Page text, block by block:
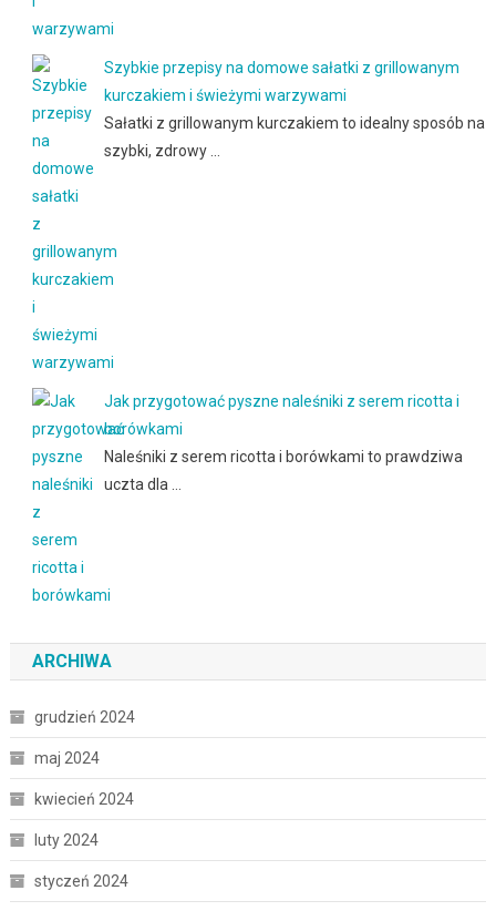
Szybkie przepisy na domowe sałatki z grillowanym
kurczakiem i świeżymi warzywami
Sałatki z grillowanym kurczakiem to idealny sposób na
szybki, zdrowy …
Jak przygotować pyszne naleśniki z serem ricotta i
borówkami
Naleśniki z serem ricotta i borówkami to prawdziwa
uczta dla …
ARCHIWA
grudzień 2024
maj 2024
kwiecień 2024
luty 2024
styczeń 2024